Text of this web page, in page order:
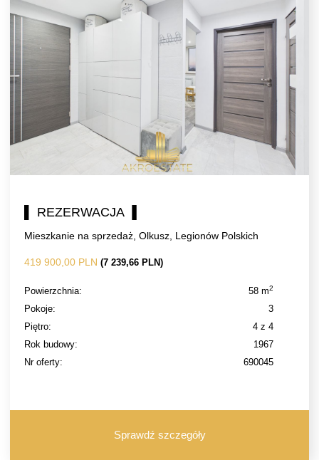
▌ REZERWACJA ▐
Mieszkanie na sprzedaż, Olkusz, Legionów Polskich
419 900,00 PLN (7 239,66 PLN)
Powierzchnia: 58 m2
Pokoje:
3
Piętro:
4 z 4
Rok budowy:
1967
Nr oferty:
690045
Sprawdź szczegóły